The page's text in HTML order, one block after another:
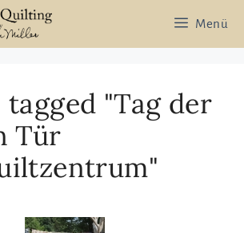
Menü
tagged "Tag der
Tür